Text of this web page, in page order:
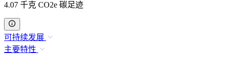
4.07 千克 CO2e 碳足迹
可持续发展
主要特性